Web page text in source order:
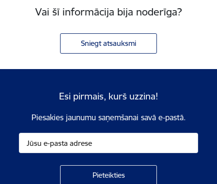
Vai šī informācija bija noderīga?
Sniegt atsauksmi
Esi pirmais, kurš uzzina!
Piesakies jaunumu saņemšanai savā e-pastā.